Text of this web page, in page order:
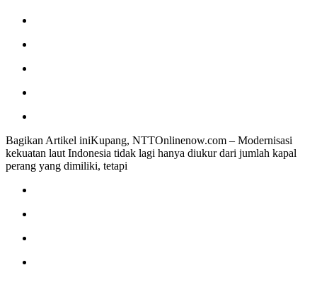
Bagikan Artikel iniKupang, NTTOnlinenow.com – Modernisasi
kekuatan laut Indonesia tidak lagi hanya diukur dari jumlah kapal
perang yang dimiliki, tetapi